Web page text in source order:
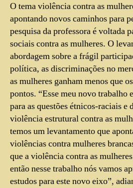
O tema violência contra as
apontando novos caminhos para
pesquisa da professora é voltada
sociais contra as mulheres. O
abordagem sobre a frágil
política, as discriminações no
as mulheres ganham menos que
pontos. “Esse meu novo trabalho
para as questões étnicos-raciais e
violência estrutural contra as
temos um levantamento que
violências contra mulheres
que a violência contra as
então nesse trabalho nós vamos
estudos para este novo eixo”,